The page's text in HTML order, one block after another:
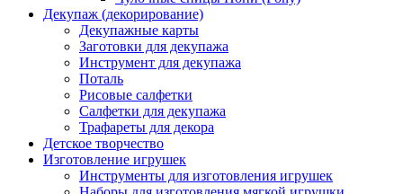
Декупаж (декорирование)
Декупажные карты
Заготовки для декупажа
Инструмент для декупажа
Поталь
Рисовые салфетки
Салфетки для декупажа
Трафареты для декора
Детское творчество
Изготовление игрушек
Инструменты для изготовления игрушек